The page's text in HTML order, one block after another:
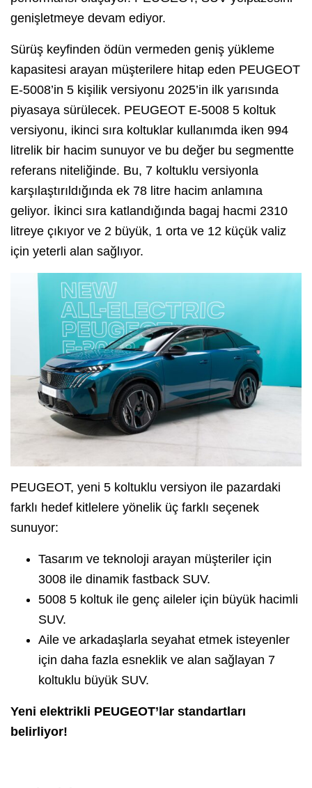
genişletmeye devam ediyor.
Sürüş keyfinden ödün vermeden geniş yükleme
kapasitesi arayan müşterilere hitap eden PEUGEOT
E-5008’in 5 kişilik versiyonu 2025’in ilk yarısında
piyasaya sürülecek. PEUGEOT E-5008 5 koltuk
versiyonu, ikinci sıra koltuklar kullanımda iken 994
litrelik bir hacim sunuyor ve bu değer bu segmentte
referans niteliğinde. Bu, 7 koltuklu versiyonla
karşılaştırıldığında ek 78 litre hacim anlamına
geliyor. İkinci sıra katlandığında bagaj hacmi 2310
litreye çıkıyor ve 2 büyük, 1 orta ve 12 küçük valiz
için yeterli alan sağlıyor.
PEUGEOT, yeni 5 koltuklu versiyon ile pazardaki
farklı hedef kitlelere yönelik üç farklı seçenek
sunuyor:
Tasarım ve teknoloji arayan müşteriler için
3008 ile dinamik fastback SUV.
5008 5 koltuk ile genç aileler için büyük hacimli
SUV.
Aile ve arkadaşlarla seyahat etmek isteyenler
için daha fazla esneklik ve alan sağlayan 7
koltuklu büyük SUV.
Yeni elektrikli PEUGEOT’lar standartları
belirliyor!